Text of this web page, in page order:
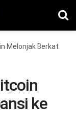
Melonjak Berkat
ke